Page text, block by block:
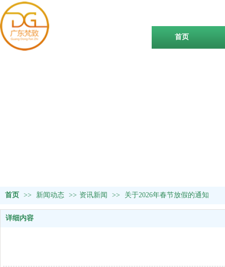
首页
首页 >> 新闻动态 >> 资讯新闻 >> 关于2026年春节放假的通知
详细内容